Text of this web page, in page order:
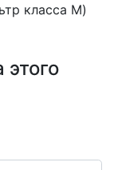
класса М)
этого